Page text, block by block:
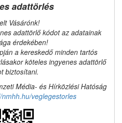
adattörlés
Vásárónk!
adattörlő kódot az adatainak
érdekében!
a kereskedő minden tartós
köteles ingyenes adattörlő
biztosítani.
Média- és Hírközlési Hatóság
veglegestorles